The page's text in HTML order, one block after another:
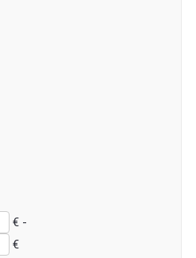
€ -
€